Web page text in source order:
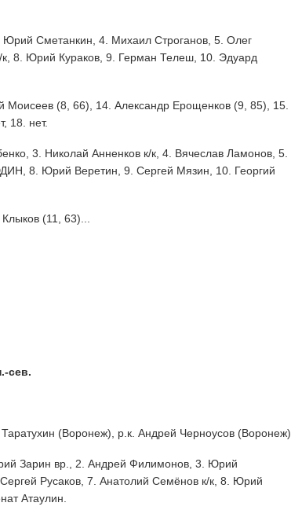
Сметанкин, 4. Михаил Строганов, 5. Олег
8. Юрий Кураков, 9. Герман Телеш, 10. Эдуард
(8, 66), 14. Александр Ерощенков (9, 85), 15.
18. нет.
3. Николай Анненков к/к, 4. Вячеслав Ламонов, 5.
8. Юрий Веретин, 9. Сергей Мязин, 10. Георгий
(11, 63)...
сев.
(Воронеж), р.к. Андрей Черноусов
Зарин вр., 2. Андрей Филимонов, 3. Юрий
Русаков, 7. Анатолий Семёнов к/к, 8. Юрий
Атаулин.